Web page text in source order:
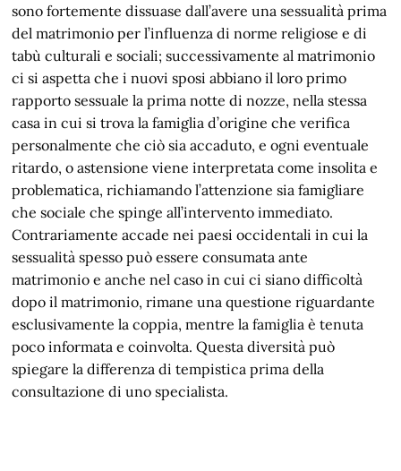
sono fortemente dissuase dall’avere una sessualità prima
del matrimonio per l’influenza di norme religiose e di
tabù culturali e sociali; successivamente al matrimonio
ci si aspetta che i nuovi sposi abbiano il loro primo
rapporto sessuale la prima notte di nozze, nella stessa
casa in cui si trova la famiglia d’origine che verifica
personalmente che ciò sia accaduto, e ogni eventuale
ritardo, o astensione viene interpretata come insolita e
problematica, richiamando l’attenzione sia famigliare
che sociale che spinge all’intervento immediato.
Contrariamente accade nei paesi occidentali in cui la
sessualità spesso può essere consumata ante
matrimonio e anche nel caso in cui ci siano difficoltà
dopo il matrimonio, rimane una questione riguardante
esclusivamente la coppia, mentre la famiglia è tenuta
poco informata e coinvolta. Questa diversità può
spiegare la differenza di tempistica prima della
consultazione di uno specialista.